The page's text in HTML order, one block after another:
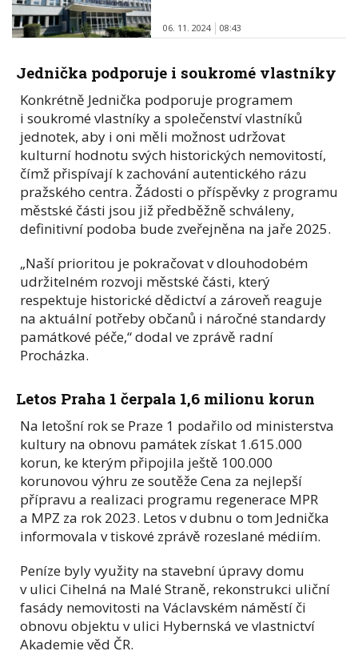
06. 11. 2024 08:43
Jednička podporuje i soukromé vlastníky
Konkrétně Jednička podporuje programem
i soukromé vlastníky a společenství vlastníků
jednotek, aby i oni měli možnost udržovat
kulturní hodnotu svých historických nemovitostí,
čímž přispívají k zachování autentického rázu
pražského centra. Žádosti o příspěvky z programu
městské části jsou již předběžně schváleny,
definitivní podoba bude zveřejněna na jaře 2025.
„Naší prioritou je pokračovat v dlouhodobém
udržitelném rozvoji městské části, který
respektuje historické dědictví a zároveň reaguje
na aktuální potřeby občanů i náročné standardy
památkové péče,“ dodal ve zprávě radní
Procházka.
Letos Praha 1 čerpala 1,6 milionu korun
Na letošní rok se Praze 1 podařilo od ministerstva
kultury na obnovu památek získat 1.615.000
korun, ke kterým připojila ještě 100.000
korunovou výhru ze soutěže Cena za nejlepší
přípravu a realizaci programu regenerace MPR
a MPZ za rok 2023. Letos v dubnu o tom Jednička
informovala v tiskové zprávě rozeslané médiím.
Peníze byly využity na stavební úpravy domu
v ulici Cihelná na Malé Straně, rekonstrukci uliční
fasády nemovitosti na Václavském náměstí či
obnovu objektu v ulici Hybernská ve vlastnictví
Akademie věd ČR.